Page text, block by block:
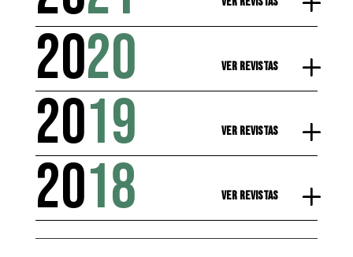
2020 Ver Revistas
2019 Ver Revistas
2018 Ver Revistas